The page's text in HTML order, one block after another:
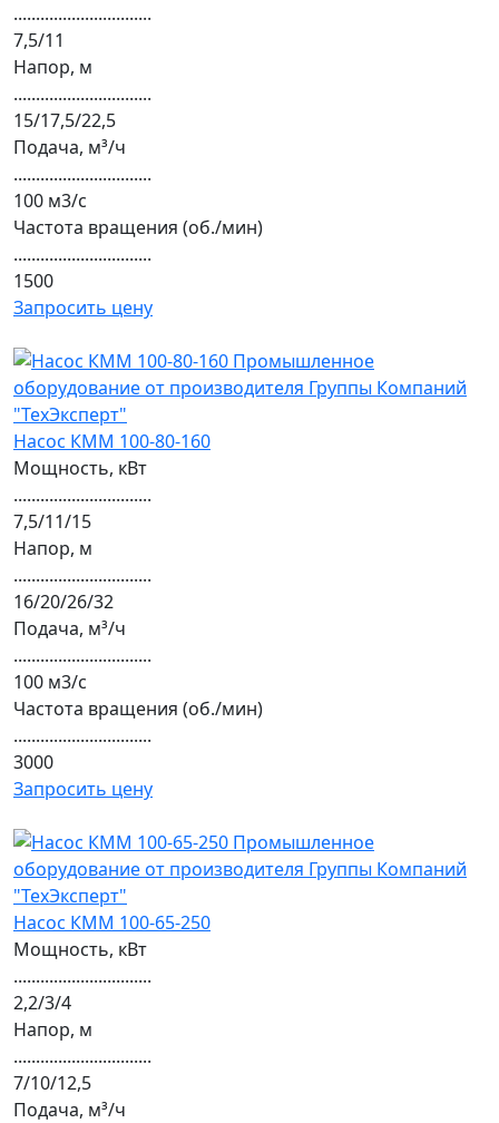
...............................
7,5/11
Напор, м
...............................
15/17,5/22,5
Подача, м³/ч
...............................
100 м3/с
Частота вращения (об./мин)
...............................
1500
Запросить цену
Насос КММ 100-80-160
Мощность, кВт
...............................
7,5/11/15
Напор, м
...............................
16/20/26/32
Подача, м³/ч
...............................
100 м3/с
Частота вращения (об./мин)
...............................
3000
Запросить цену
Насос КММ 100-65-250
Мощность, кВт
...............................
2,2/3/4
Напор, м
...............................
7/10/12,5
Подача, м³/ч